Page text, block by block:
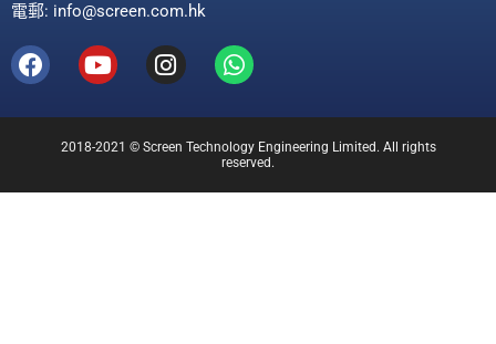
電郵: info@screen.com.hk
2018-2021 © Screen Technology Engineering Limited. All rights
reserved.